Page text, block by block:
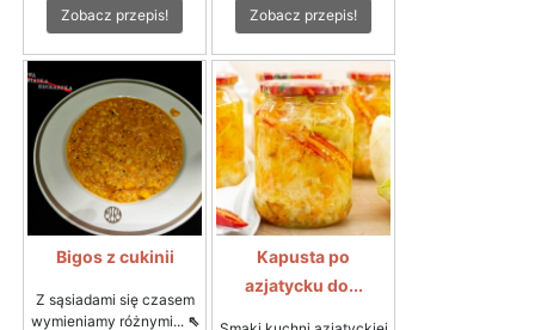
Zobacz przepis! Zobacz przepis!
Bigos z cukinii
Z sąsiadami się czasem
wymieniamy różnymi... ⇖
Kapusta po
azjatycku do...